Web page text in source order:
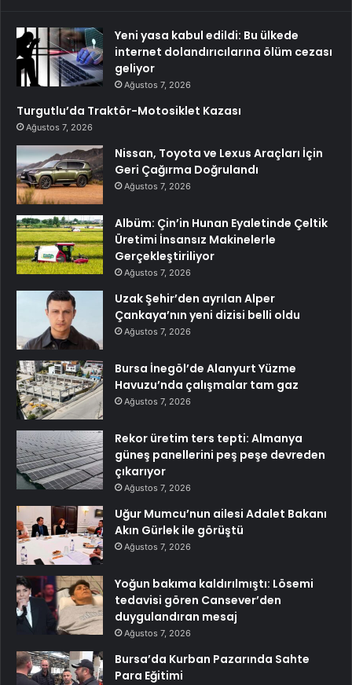
Yeni yasa kabul edildi: Bu ülkede
internet dolandırıcılarına ölüm cezası
geliyor
Ağustos 7, 2026
Turgutlu’da Traktör-Motosiklet Kazası
Ağustos 7, 2026
Nissan, Toyota ve Lexus Araçları İçin
Geri Çağırma Doğrulandı
Ağustos 7, 2026
Albüm: Çin’in Hunan Eyaletinde Çeltik
Üretimi İnsansız Makinelerle
Gerçekleştiriliyor
Ağustos 7, 2026
Uzak Şehir’den ayrılan Alper
Çankaya’nın yeni dizisi belli oldu
Ağustos 7, 2026
Bursa İnegöl’de Alanyurt Yüzme
Havuzu’nda çalışmalar tam gaz
Ağustos 7, 2026
Rekor üretim ters tepti: Almanya
güneş panellerini peş peşe devreden
çıkarıyor
Ağustos 7, 2026
Uğur Mumcu’nun ailesi Adalet Bakanı
Akın Gürlek ile görüştü
Ağustos 7, 2026
Yoğun bakıma kaldırılmıştı: Lösemi
tedavisi gören Cansever’den
duygulandıran mesaj
Ağustos 7, 2026
Bursa’da Kurban Pazarında Sahte
Para Eğitimi